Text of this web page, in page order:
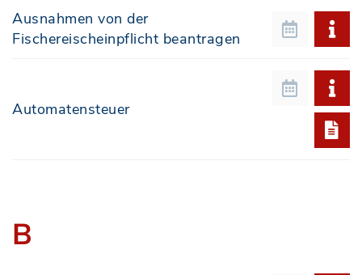
Ausnahmen von der
Fischereischeinpflicht beantragen
Automatensteuer
B